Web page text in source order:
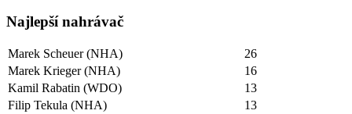
Najlepší­ nahrávač
Marek Scheuer (NHA)
26
Marek Krieger (NHA)
16
Kamil Rabatin (WDO)
13
Filip Tekula (NHA)
13